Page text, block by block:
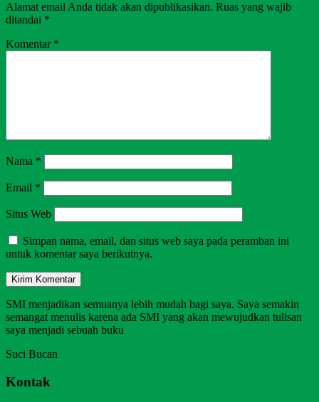
Alamat email Anda tidak akan dipublikasikan. Ruas yang wajib
ditandai *
Komentar *
Nama *
Email *
Situs Web
Simpan nama, email, dan situs web saya pada peramban ini
untuk komentar saya berikutnya.
SMI menjadikan semuanya lebih mudah bagi saya. Saya semakin
semangat menulis karena ada SMI yang akan mewujudkan tulisan
saya menjadi sebuah buku
Suci Bucan
Kontak